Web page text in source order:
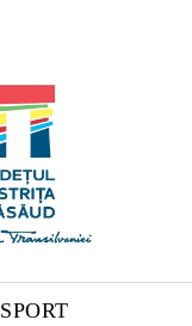
SPORT